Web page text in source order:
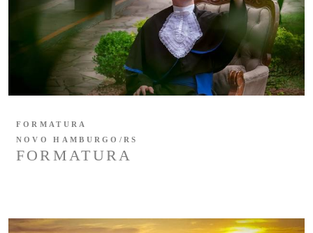
FORMATURA
FORMATURA
NOVO HAMBURGO/RS